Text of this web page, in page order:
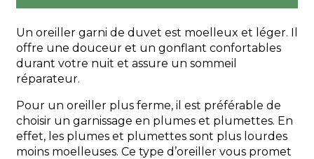
Un oreiller garni de duvet est moelleux et léger. Il
offre une douceur et un gonflant confortables
durant votre nuit et assure un sommeil
réparateur.
Pour un oreiller plus ferme, il est préférable de
choisir un garnissage en plumes et plumettes. En
effet, les plumes et plumettes sont plus lourdes
moins moelleuses. Ce type d’oreiller vous promet